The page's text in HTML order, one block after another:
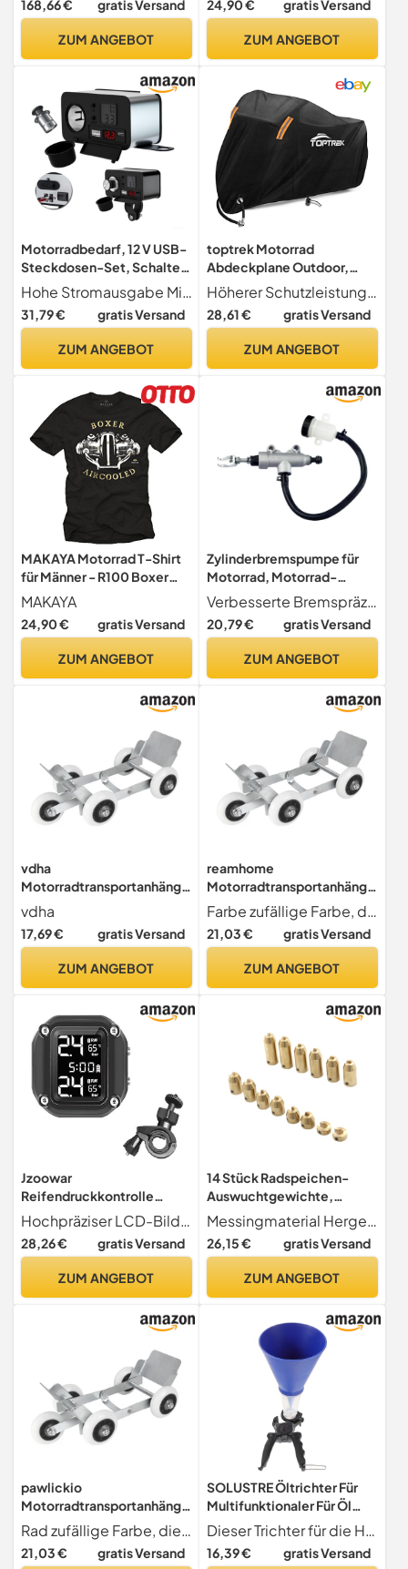
Reiseschäft Garage
Motorrad BAU
168,66 € gratis Versand
ZUM ANGEBOT
Schwarz XL
24,90 € gratis Versand
ZUM ANGEBOT
Motorradbedarf, 12 V USB-
Steckdosen-Set, Schalter
und Mehrfachschutz
Hohe Stromausgabe Mit einem leistungsstarken 3A-Ausgang kann diese Motorrad-USB-Buchse Mobiltelefone, Tablets, GPS-Geräte und mehr effizient aufladen.
31,79 € gratis Versand
ZUM ANGEBOT
toptrek Motorrad
Abdeckplane Outdoor,
Motorradabdeckung
Wasserdicht aus 210D,
Reflektierende
Winterfest, Hochwertige
Abdeckplane Motorrad mit
Beutel(245x105x125 cm)
Höherer Schutzleistung Toptrek abdeckplane motorrad ist aus 210T Oxford Stoff und die Rückseite ist mit hoher Dichte Silber beschichtet, die effektive Isolierung, UV-Schutz und wasserdicht ist. Diese Motorradabdeckung besteht aus Doppelnadel und Doppeldraht. Damit bietet diese Motorradabdeckung hervorragender Qualität, Reißfestigkeit. Sie kann vor widrigen Witterungsbedingungen wie Regen, Schnee, Eis, Wind, Staub oder Sonne schützen.
28,61 € gratis Versand
ZUM ANGEBOT
MAKAYA Motorrad T-Shirt
für Männer - R100 Boxer
Motor - Geschenke für
Motorradfahrer Biker
Schwarz L
MAKAYA
24,90 € gratis Versand
ZUM ANGEBOT
Zylinderbremspumpe für
Motorrad, Motorrad-
Hydraulikzylinder |
Hochleistungs-
Motorradbedarf für
Verbesserte Bremspräzision Erleben Sie einen deutlichen Schub der Bremsleistung Ihres Motorrads, sorgen Sie für eine sicherere Fahrt und erfüllen strenge Sicherheitsstandards fühlen Sie das Vertrauen in jede Fahrt.
20,79 € gratis Versand
ZUM ANGEBOT
vdha
Motorradtransportanhänge
r, Motorradbedarf,
Umzugsgerät,
Professionelle Notfall-
vdha
17,69 € gratis Versand
ZUM ANGEBOT
reamhome
Motorradtransportanhänge
r, Motorradbedarf,
Umzugsgerät,
Professionelle Notfall-
Farbe zufällige Farbe, die angegebene Farbe wird nicht akzeptiert
21,03 € gratis Versand
ZUM ANGEBOT
Jzoowar
Reifendruckkontrolle
Kunststoff
Reifendruckkontrolle
Reifendruckerkennung
Motorradbedarf
Hochpräziser LCD-Bildschirm mit Zeitanzeige, gut sichtbar bei Tag und
28,26 € gratis Versand
ZUM ANGEBOT
14 Stück Radspeichen-
Auswuchtgewichte,
Nachfüll-Kits,
wiederverwendbar,
tragbar, einfache
Motorradbedarf
Messingmaterial Hergestellt aus robustem Messing, sind diese Radspeichen-Auswuchtgewichte für die Ewigkeit gebaut und gewährleisten eine zuverlässige Leistung für Ihr Motorrad.
26,15 € gratis Versand
ZUM ANGEBOT
pawlickio
Motorradtransportanhänge
r, Motorradbedarf,
Umzugsgerät,
Professionelle Notfall-
Rad zufällige Farbe, die angegebene Farbe wird nicht akzeptiert
21,03 € gratis Versand
SOLUSTRE Öltrichter Für
Multifunktionaler Für Öl
Benzin Und Konstruktion
Leicht Und Tragbar Für Auto
Und Motorradbedarf
Dieser Trichter für die Handhabung von Öl, Benzin und Kraftstoff konzipiert und somit ein vielseitiges Werkzeug, das Ihren Anforderungen gerecht wird.
16,39 € gratis Versand